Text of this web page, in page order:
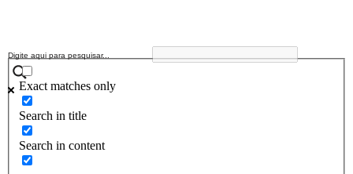
Exact matches only
Search in title
Search in content